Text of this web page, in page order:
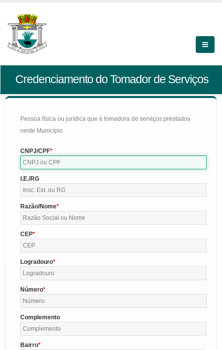
Credenciamento do Tomador de Serviços
Pessoa física ou jurídica que é tomadora de serviços prestados
neste Município
CNPJ/CPF
I.E./RG
Razão/Nome
CEP
Logradouro
Número
Complemento
Bairro